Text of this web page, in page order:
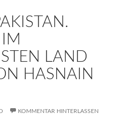
LAND
HASNAIN
KOMMENTAR HINTERLASSEN